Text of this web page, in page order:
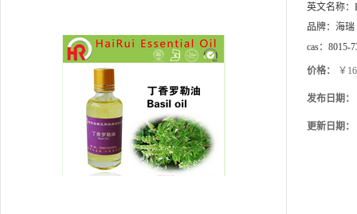
英文名称：
品牌： 海瑞
cas： 8015-
价格： ￥
发布日期：
更新日期：